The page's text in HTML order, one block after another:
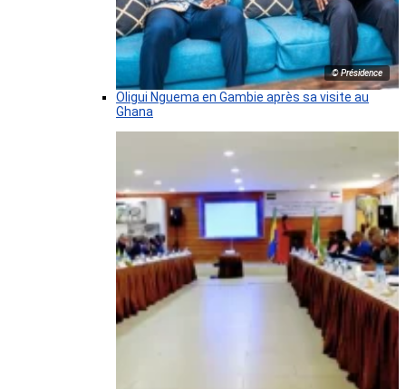
© Présidence
Oligui Nguema en Gambie après sa visite au
Ghana